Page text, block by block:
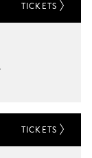
TICKETS
TICKETS